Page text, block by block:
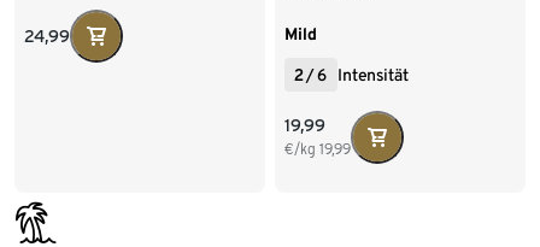
24,99 Mild
2/6 Intensität
19,99
€/kg 19,99
bathing_holiday